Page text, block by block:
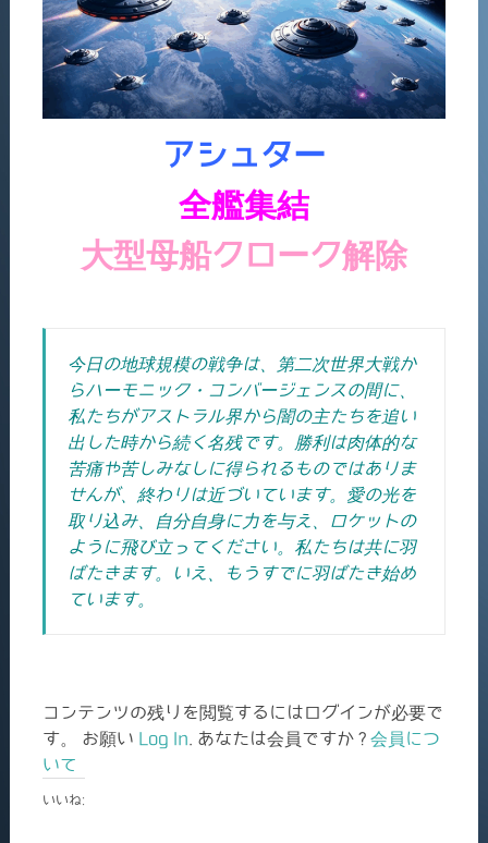
アシュター
全艦集結
大型母船クローク解除
今日の地球規模の戦争は、第二次世界大戦か
らハーモニック・コンバージェンスの間に、
私たちがアストラル界から闇の主たちを追い
出した時から続く名残です。勝利は肉体的な
苦痛や苦しみなしに得られるものではありま
せんが、終わりは近づいています。
愛の光を
取り込み、自分自身に力を与え、ロケットの
ように飛び立ってください。 私たちは共に羽
ばたきます。いえ、もうすでに羽ばたき始め
ています。
コンテンツの残りを閲覧するにはログインが必要で
す。 お願い Log In . あなたは会員ですか ? 会員につ
いて
いいね: